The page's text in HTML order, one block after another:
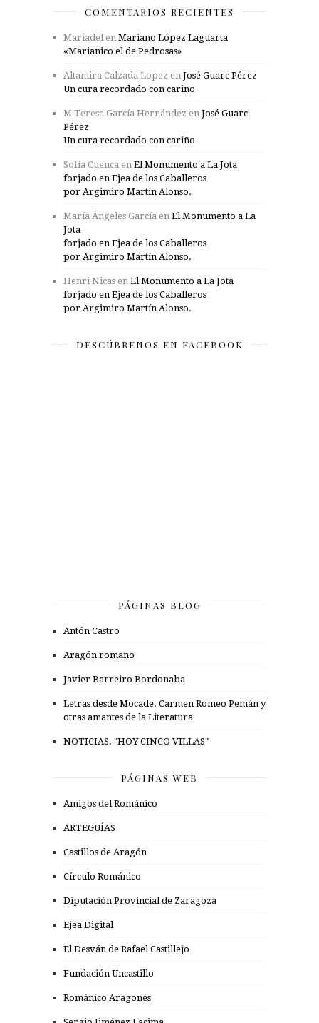
COMENTARIOS RECIENTES
Mariadel en Mariano López Laguarta
«Marianico el de Pedrosas»
Altamira Calzada Lopez en José Guarc Pérez
Un cura recordado con cariño
M Teresa García Hernández en José Guarc
Pérez
Un cura recordado con cariño
Sofía Cuenca en El Monumento a La Jota
forjado en Ejea de los Caballeros
por Argimiro Martín Alonso.
María Ángeles García en El Monumento a La
Jota
forjado en Ejea de los Caballeros
por Argimiro Martín Alonso.
Henri Nicas en El Monumento a La Jota
forjado en Ejea de los Caballeros
por Argimiro Martín Alonso.
DESCÚBRENOS EN FACEBOOK
PÁGINAS BLOG
Antón Castro
Aragón romano
Javier Barreiro Bordonaba
Letras desde Mocade. Carmen Romeo Pemán y
otras amantes de la Literatura
NOTICIAS. "HOY CINCO VILLAS"
PÁGINAS WEB
Amigos del Románico
ARTEGUÍAS
Castillos de Aragón
Círculo Románico
Diputación Provincial de Zaragoza
Ejea Digital
El Desván de Rafael Castillejo
Fundación Uncastillo
Románico Aragonés